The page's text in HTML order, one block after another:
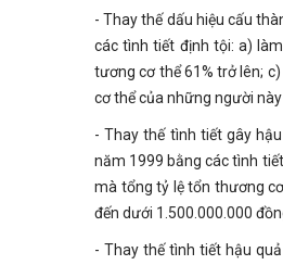
- Thay thế dấu hiệu cấu
các tình tiết định tội: a)
tương cơ thể 61% trở lên;
cơ thể của những người
- Thay thế tình tiết gây
năm 1999 bằng các tình
mà tổng tỷ lệ tổn thương
đến dưới 1.500.000.000
- Thay thế tình tiết hậu